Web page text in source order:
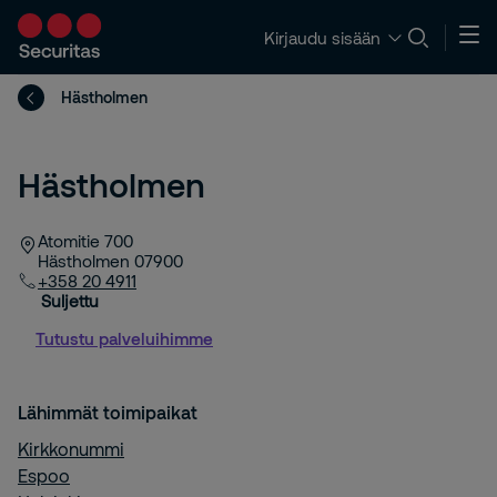
Kirjaudu sisään
Hästholmen
Hästholmen
Atomitie 700
Hästholmen 07900
+358 20 4911
Suljettu
Tutustu palveluihimme
Lähimmät toimipaikat
Kirkkonummi
Espoo